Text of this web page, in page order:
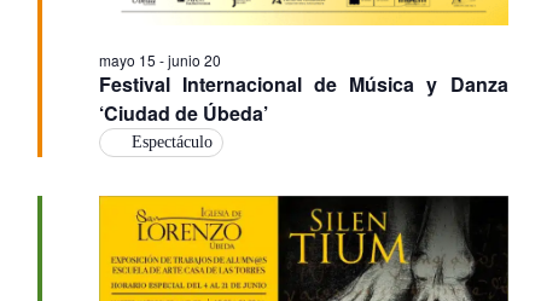
Festival Internacional de Música y Danza
‘Ciudad de Úbeda’
mayo 15 -junio 20
Espectáculo